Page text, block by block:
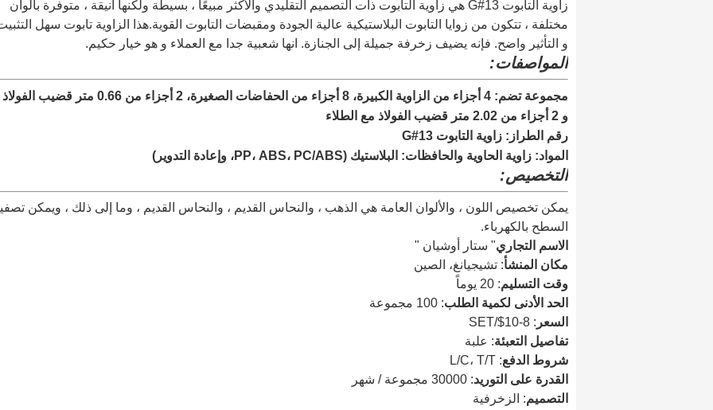
زاوية التابوت 13#G هي زاوية التابوت ذات التصميم التقليدي والأكثر مبيعًا ، بسيطة ولكنها أنيقة ، متوفرة بألوان
مختلفة ، تتكون من زوايا التابوت البلاستيكية عالية الجودة ومقبضات التابوت القوية.هذا الزاوية تابوت سهل
و التأثير واضح. فإنه يضيف زخرفة جميلة إلى الجنازة. انها شعبية جدا مع العملاء و هو خيار حكيم.
المواصفات:
مجموعة تضم: 4 أجزاء من الزاوية الكبيرة، 8 أجزاء من الحفاضات الصغيرة، 2 أجزاء من 0.66 متر قضيب الفولاذ
و 2 أجزاء من 2.02 متر قضيب الفولاذ مع الطلاء
رقم الطراز: زاوية التابوت 13#G
المواد: زاوية الحاوية والحافظات: البلاستيك (PP، ABS، PC/ABS، وإعادة التدوير)
التخصيص:
يمكن تخصيص اللون ، والألوان العامة هي الذهب ، والنحاس القديم ، والنحاس القديم ، وما إلى ذلك ، ويمكن
السطح بالكهرباء.
الاسم التجاري" ستار أوشيان "
مكان المنشأ: تشيجيانغ، الصين
وقت التسليم: 20 يوماً
الحد الأدنى لكمية الطلب: 100 مجموعة
السعر : 8-10$/SET
تفاصيل التعبئة: علبة
شروط الدفع: L/C، T/T
القدرة على التوريد: 30000 مجموعة / شهر
التصميم: الزخرفية